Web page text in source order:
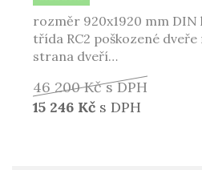
rozměr 920x1920 mm DIN
třída RC2 poškozené
strana dveří…
46 200 Kčs DPH
15 246 Kč s DPH